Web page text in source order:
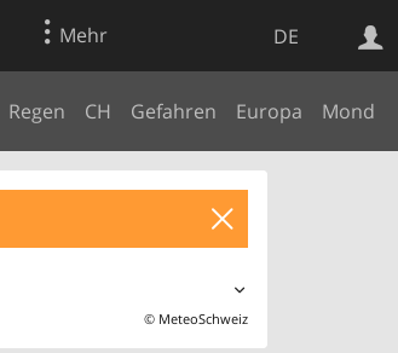
DE
Mehr
Regen CH Gefahren Europa Mond
© MeteoSchweiz
Websuche